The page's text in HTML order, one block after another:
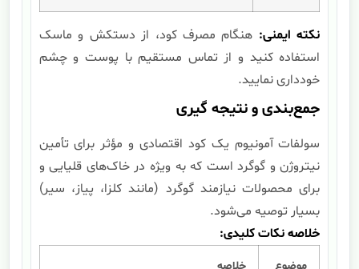
نکته ایمنی: هنگام مصرف کود، از دستکش و ماسک
استفاده کنید و از تماس مستقیم با پوست و چشم
خودداری نمایید.
جمع‌بندی و نتیجه گیری
سولفات آمونیوم یک کود اقتصادی و مؤثر برای تأمین
نیتروژن و گوگرد است که به ویژه در خاک‌های قلیایی و
برای محصولات نیازمند گوگرد (مانند کلزا، پیاز، سیر)
بسیار توصیه می‌شود.
خلاصه نکات کلیدی: